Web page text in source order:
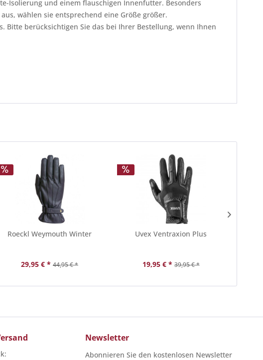
Isolierung und einem flauschigen Innenfutter. Besonders
wählen sie entsprechend eine Größe größer.
Bitte berücksichtigen Sie das bei Ihrer Bestellung, wenn Ihnen
Roeckl Weymouth Winter
29,95 € * 44,95 € *
Uvex Ventraxion Plus
19,95 € * 39,95 € *
Newsletter
Abonnieren Sie den kostenlosen Newsletter